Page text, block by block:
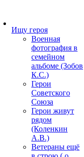
Ищу героя
Военная
фотография в
семейном
альбоме (Зобов
К.С.)
Герои
Советского
Союза
Герои живут
рядом
(Коленкин
А.В.)
Ветераны ещё